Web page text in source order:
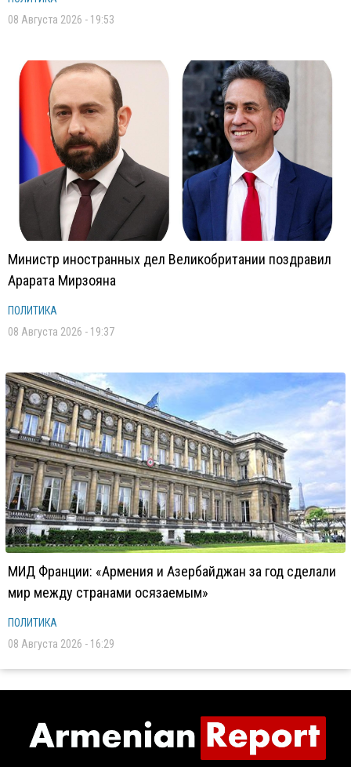
08 Августа 2026 - 19:53
Министр иностранных дел Великобритании поздравил
Арарата Мирзояна
ПОЛИТИКА
08 Августа 2026 - 19:37
МИД Франции: «Армения и Азербайджан за год сделали
мир между странами осязаемым»
ПОЛИТИКА
08 Августа 2026 - 16:29